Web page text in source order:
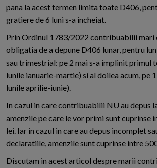
pana la acest termen limita toate D406,
gratiere de 6 luni s-a incheiat.
Prin Ordinul 1783/2022 contribuabilii mari
obligatia de a depune D406 lunar, pentru
sau trimestrial: pe 2 mai s-a implinit primul
lunile ianuarie-martie) si al doilea acum, pe
lunile aprilie-iunie).
In cazul in care contribuabilii NU au depus
amenzile pe care le vor primi sunt cuprinse
lei. Iar in cazul in care au depus incomplet
declaratiile, amenzile sunt cuprinse intre
Discutam in acest articol despre marii